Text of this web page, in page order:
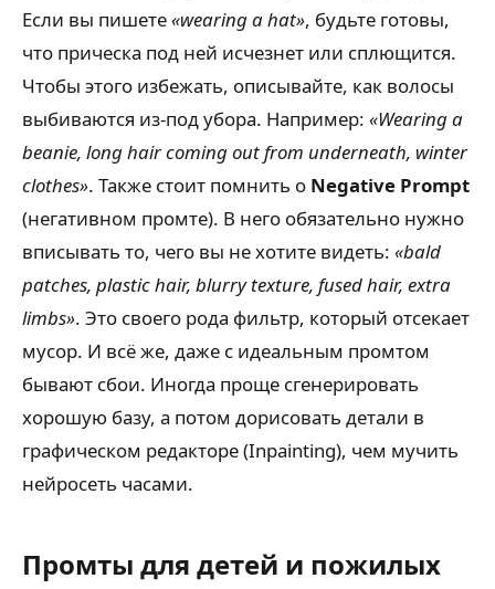
Если вы пишете«wearing a hat», будьте готовы,
что прическа под ней исчезнет или сплющится.
Чтобы этого избежать, описывайте, как волосы
выбиваются из-под убора. Например: «Wearing a
beanie, long hair coming out from underneath, winter
clothes». Также стоит помнить о Negative Prompt
(негативном промте). В него обязательно нужно
вписывать то, чего вы не хотите видеть: «bald
patches, plastic hair, blurry texture, fused hair, extra
limbs». Это своего рода фильтр, который отсекает
мусор. И всё же, даже с идеальным промтом
бывают сбои. Иногда проще сгенерировать
хорошую базу, а потом дорисовать детали в
графическом редакторе (Inpainting), чем мучить
нейросеть часами.
Промты для детей и пожилых